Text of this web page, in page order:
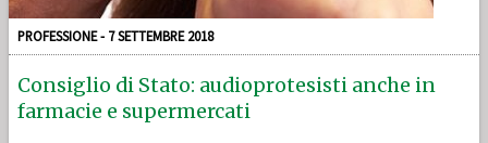
PROFESSIONE - 7 SETTEMBRE 2018
Consiglio di Stato: audioprotesisti anche in
farmacie e supermercati